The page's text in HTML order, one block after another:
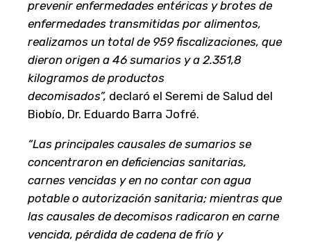
prevenir enfermedades entéricas y brotes de
enfermedades transmitidas por alimentos,
realizamos un total de 959 fiscalizaciones, que
dieron origen a 46 sumarios y a 2.351,8
kilogramos de productos
decomisados”, declaró el Seremi de Salud del
Biobío, Dr. Eduardo Barra Jofré.
“Las principales causales de sumarios se
concentraron en deficiencias sanitarias,
carnes vencidas y en no contar con agua
potable o autorización sanitaria; mientras que
las causales de decomisos radicaron en carne
vencida, pérdida de cadena de frío y